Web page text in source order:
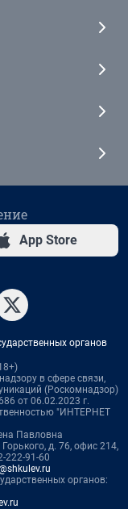
App Store
органов
в сфере связи,
(Роскомнадзор)
от 06.02.2023 г.
"ИНТЕРНЕТ
Павловна
д. 76, офис 214,
222-91-60
органов: